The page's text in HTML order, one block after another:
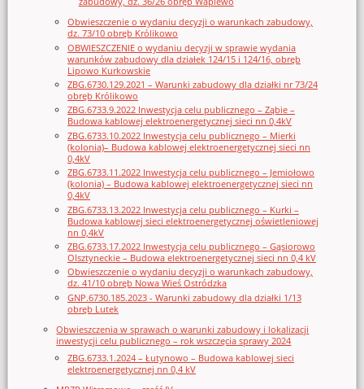
Obwieszczenie o wydaniu decyzji o warunkach zabudowy,
dz. 73/10 obręb Królikowo
OBWIESZCZENIE o wydaniu decyzji w sprawie wydania
warunków zabudowy dla działek 124/15 i 124/16, obręb
Lipowo Kurkowskie
ZBG.6730.129.2021 – Warunki zabudowy dla działki nr 73/24
obręb Królikowo
ZBG.6733.9.2022 Inwestycja celu publicznego – Ząbie –
Budowa kablowej elektroenergetycznej sieci nn 0,4kV
ZBG.6733.10.2022 Inwestycja celu publicznego – Mierki
(kolonia)– Budowa kablowej elektroenergetycznej sieci nn
0,4kV
ZBG.6733.11.2022 Inwestycja celu publicznego – Jemiołowo
(kolonia) – Budowa kablowej elektroenergetycznej sieci nn
0,4kV
ZBG.6733.13.2022 Inwestycja celu publicznego – Kurki –
Budowa kablowej sieci elektroenergetycznej oświetleniowej
nn 0,4kV
ZBG.6733.17.2022 Inwestycja celu publicznego – Gąsiorowo
Olsztyneckie – Budowa elektroenergetycznej sieci nn 0,4 kV
Obwieszczenie o wydaniu decyzji o warunkach zabudowy,
dz. 41/10 obręb Nowa Wieś Ostródzka
GNP.6730.185.2023 - Warunki zabudowy dla działki 1/13
obręb Lutek
Obwieszczenia w sprawach o warunki zabudowy i lokalizacji
inwestycji celu publicznego – rok wszczęcia sprawy 2024
ZBG.6733.1.2024 – Łutynowo – Budowa kablowej sieci
elektroenergetycznej nn 0,4 kV